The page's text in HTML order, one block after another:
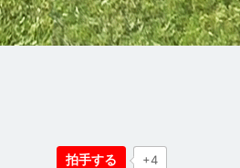
拍手する +4